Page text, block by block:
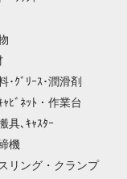
･ｸﾞﾘｰｽ･潤滑剤
ﾋﾞﾈｯﾄ・作業台
具､ｷｬｽﾀｰ
機
リング・クランプ